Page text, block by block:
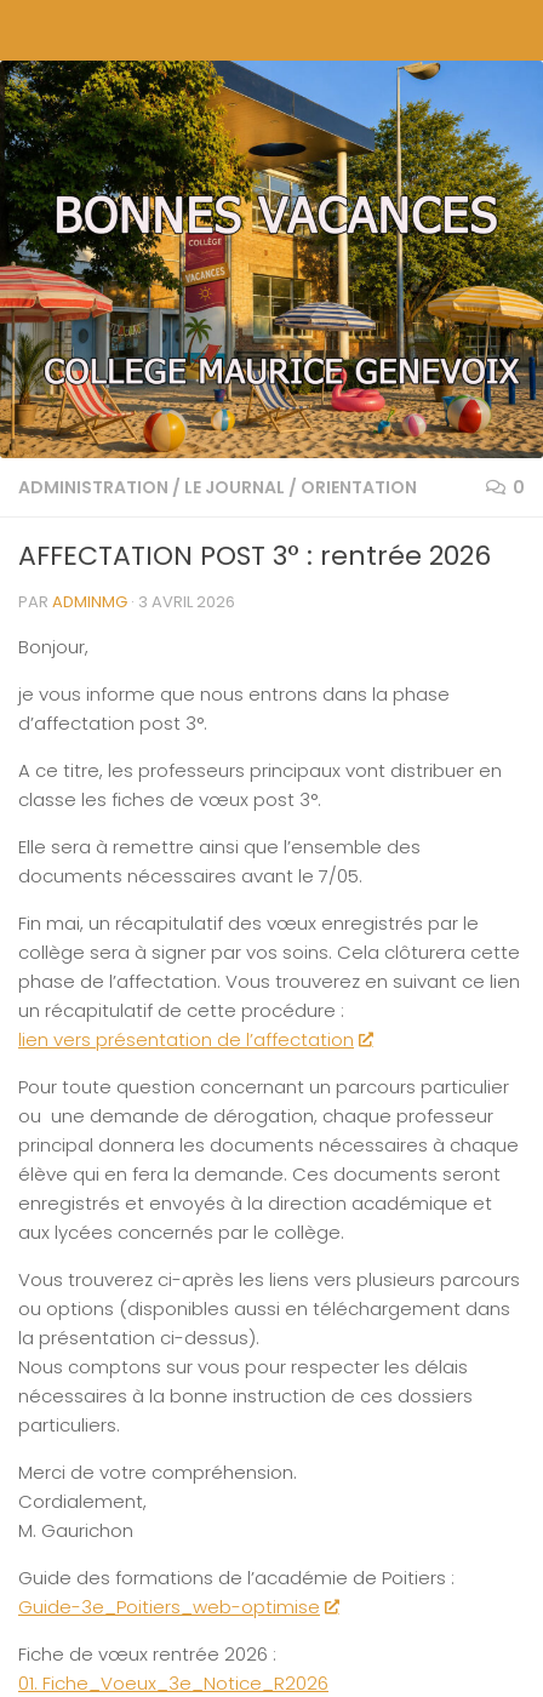
ADMINISTRATION / LE JOURNAL / ORIENTATION 0
AFFECTATION POST 3° : rentrée 2026
PAR ADMINMG · 3 AVRIL 2026
Bonjour,
je vous informe que nous entrons dans la phase
d’affectation post 3°.
A ce titre, les professeurs principaux vont distribuer en
classe les fiches de vœux post 3°.
Elle sera à remettre ainsi que l’ensemble des
documents nécessaires avant le 7/05.
Fin mai, un récapitulatif des vœux enregistrés par le
collège sera à signer par vos soins. Cela clôturera cette
phase de l’affectation. Vous trouverez en suivant ce lien
un récapitulatif de cette procédure :
lien vers présentation de l’affectation
Pour toute question concernant un parcours particulier
ou une demande de dérogation, chaque professeur
principal donnera les documents nécessaires à chaque
élève qui en fera la demande. Ces documents seront
enregistrés et envoyés à la direction académique et
aux lycées concernés par le collège.
Vous trouverez ci-après les liens vers plusieurs parcours
ou options (disponibles aussi en téléchargement dans
la présentation ci-dessus).
Nous comptons sur vous pour respecter les délais
nécessaires à la bonne instruction de ces dossiers
particuliers.
Merci de votre compréhension.
Cordialement,
M. Gaurichon
Guide des formations de l’académie de Poitiers :
Guide-3e_Poitiers_web-optimise
Fiche de vœux rentrée 2026 :
01. Fiche_Voeux_3e_Notice_R2026